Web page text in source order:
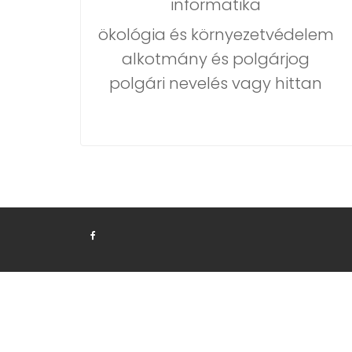
informatika
ökológia és környezetvédelem
alkotmány és polgárjog
polgári nevelés vagy hittan